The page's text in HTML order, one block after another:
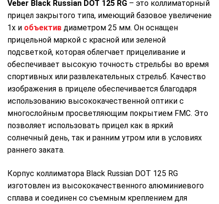
Veber Black Russian DOT 125 RG – это коллиматорный
прицел закрытого типа, имеющий базовое увеличение
1x и объектив диаметром 25 мм. Он оснащен
прицельной маркой с красной или зеленой
подсветкой, которая облегчает прицеливание и
обеспечивает высокую точность стрельбы во время
спортивных или развлекательных стрельб. Качество
изображения в прицеле обеспечивается благодаря
использованию высококачественной оптики с
многослойным просветляющим покрытием FMC. Это
позволяет использовать прицел как в яркий
солнечный день, так и ранним утром или в условиях
раннего заката.
Корпус коллиматора Black Russian DOT 125 RG
изготовлен из высококачественного алюминиевого
сплава и соединен со съемным креплением для